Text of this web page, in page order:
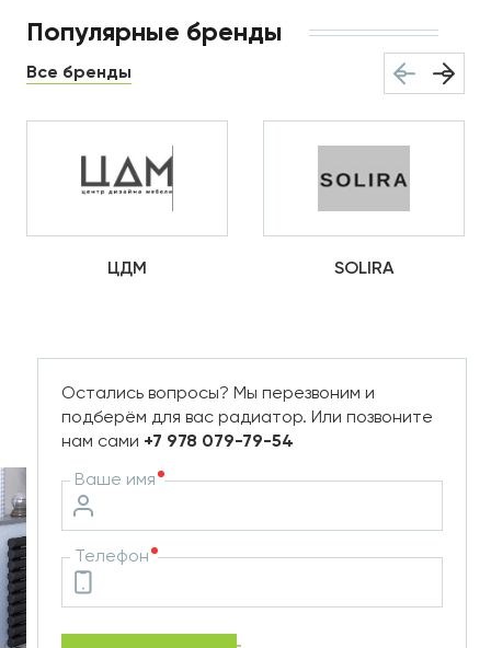
Популярные бренды
Все бренды
ЦДМ SOLIRA
Остались вопросы? Мы перезвоним и
подберём для вас радиатор. Или позвоните
нам сами +7 978 079-79-54
Ваше имя
Телефон